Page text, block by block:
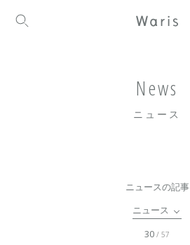
News
ニュース
ニュースの記事
ニュース
30 / 57